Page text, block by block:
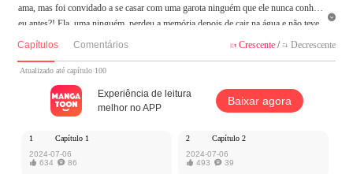
ama, mas foi convidado a se casar com uma garota ninguém que ele nunca conhec
eu antes?! Ela, uma ninguém, perdeu a memória depois de cair na água e não teve
escolha a não ser se envolver com um “cachorro”?! Mas ela decidiu se ligar a ele j
MangaToon tem autorização de Yoolook Culture para publicar esta obra, o conteú
do é baseado na perspectiva do(a) autor(a), e não representa a perspectiva de Man

Capítulos Comentários  Crescente/  Decrescente
Atualizado até capítulo 100
Experiência de leitura
melhor no APP
Baixar agora
1
Capítulo 1
2024-07-06
 634 86
2
Capítulo 2
2024-07-06
 493 39